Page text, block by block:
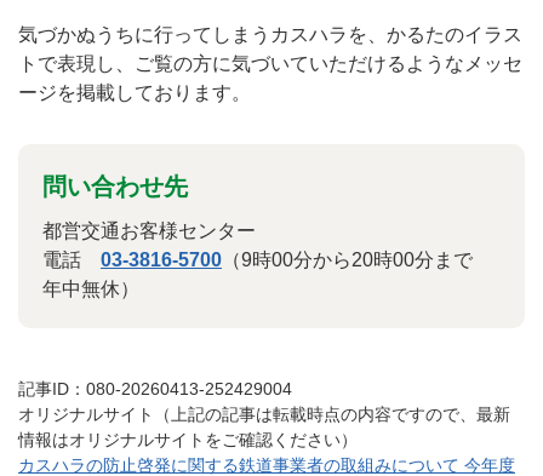
気づかぬうちに行ってしまうカスハラを、かるたのイラス
トで表現し、ご覧の方に気づいていただけるようなメッセ
ージを掲載しております。
問い合わせ先
都営交通お客様センター
電話 03-3816-5700 （9時00分から20時00分まで
年中無休）
記事ID：080-20260413-252429004
オリジナルサイト（上記の記事は転載時点の内容ですので、最新
情報はオリジナルサイトをご確認ください）
カスハラの防止啓発に関する鉄道事業者の取組みについて 今年度